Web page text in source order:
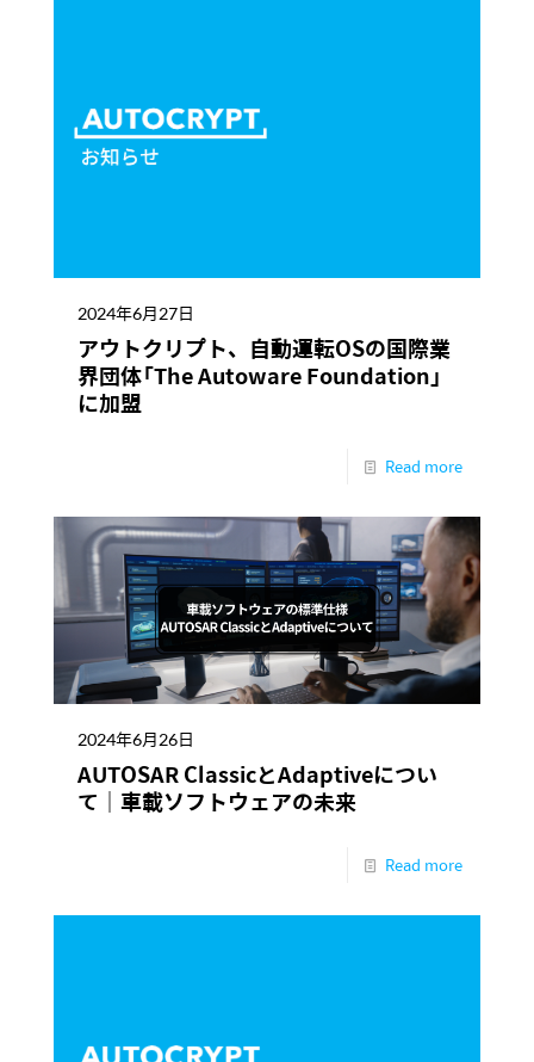
2024年6月27日
アウトクリプト、自動運転OSの国際業
界団体「The Autoware Foundation」
に加盟
Read more
2024年6月26日
AUTOSAR ClassicとAdaptiveについ
て｜車載ソフトウェアの未来
Read more